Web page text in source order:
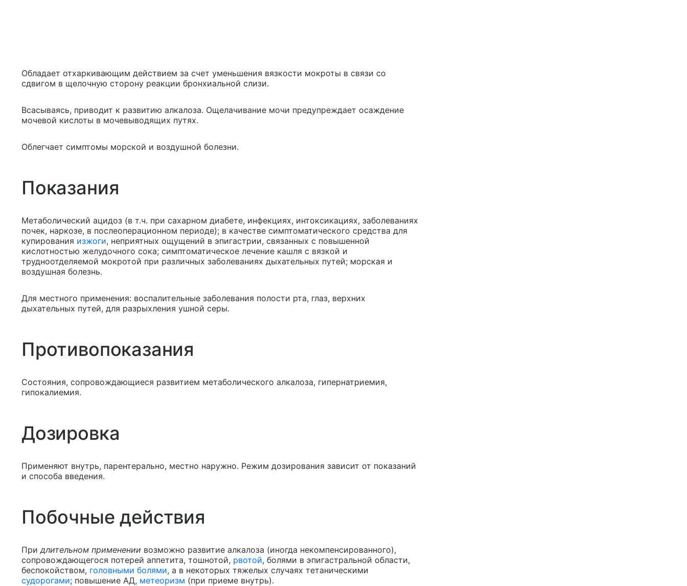
Обладает отхаркивающим действием за счет уменьшения вязкости мокроты в связи со
сдвигом в щелочную сторону реакции бронхиальной слизи.
Всасываясь, приводит к развитию алкалоза. Ощелачивание мочи предупреждает осаждение
мочевой кислоты в мочевыводящих путях.
Облегчает симптомы морской и воздушной болезни.
Показания
Метаболический ацидоз (в т.ч. при сахарном диабете, инфекциях, интоксикациях, заболеваниях
почек, наркозе, в послеоперационном периоде); в качестве симптоматического средства для
купирования изжоги, неприятных ощущений в эпигастрии, связанных с повышенной
кислотностью желудочного сока; симптоматическое лечение кашля с вязкой и
трудноотделяемой мокротой при различных заболеваниях дыхательных путей; морская и
воздушная болезнь.
Для местного применения: воспалительные заболевания полости рта, глаз, верхних
дыхательных путей, для разрыхления ушной серы.
Противопоказания
Состояния, сопровождающиеся развитием метаболического алкалоза, гипернатриемия,
гипокалиемия.
Дозировка
Применяют внутрь, парентерально, местно наружно. Режим дозирования зависит от показаний
и способа введения.
Побочные действия
Придлительном применении возможно развитие алкалоза (иногда некомпенсированного),
сопровождающегося потерей аппетита, тошнотой, рвотой, болями в эпигастральной области,
беспокойством, головными болями, а в некоторых тяжелых случаях тетаническими
судорогами; повышение АД, метеоризм (при приеме внутрь).